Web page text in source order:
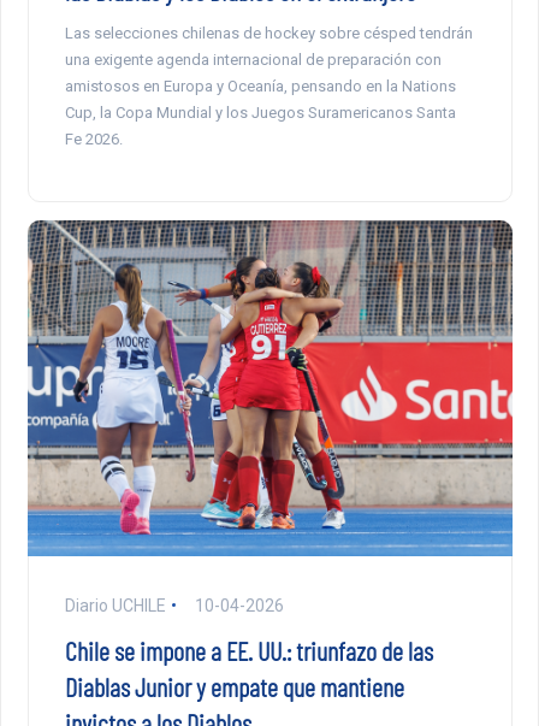
Las selecciones chilenas de hockey sobre césped tendrán
una exigente agenda internacional de preparación con
amistosos en Europa y Oceanía, pensando en la Nations
Cup, la Copa Mundial y los Juegos Suramericanos Santa
Fe 2026.
Diario UCHILE 10-04-2026
Chile se impone a EE. UU.: triunfazo de las
Diablas Junior y empate que mantiene